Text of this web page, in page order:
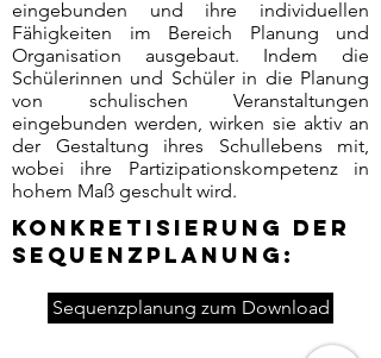
eingebunden und ihre individuellen
Fähigkeiten im Bereich Planung und
Organisation ausgebaut. Indem die
Schülerinnen und Schüler in die Planung
von schulischen Veranstaltungen
eingebunden werden, wirken sie aktiv an
der Gestaltung ihres Schullebens mit,
wobei ihre Partizipationskompetenz in
hohem Maß geschult wird.
Konkretisierung der
Sequenzplanung:
Sequenzplanung zum Download